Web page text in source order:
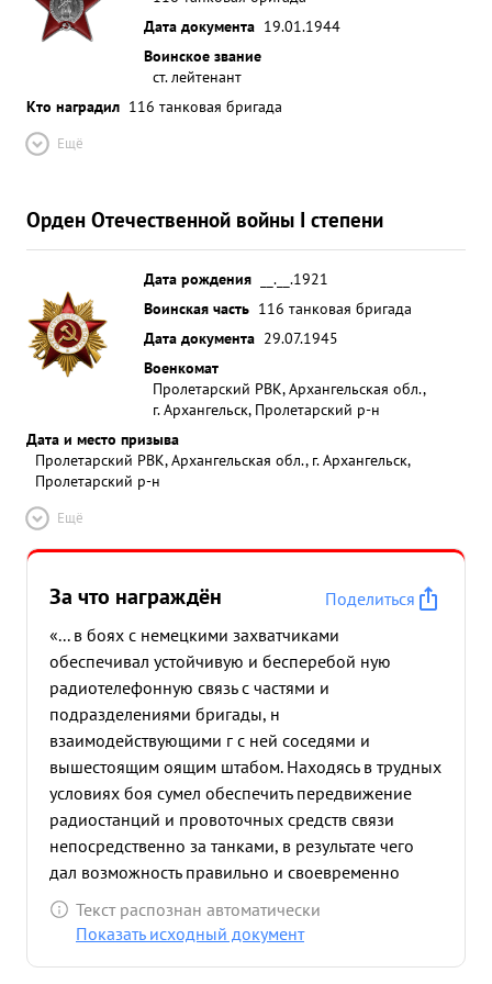
Дата документа 19.01.1944
Воинское звание
ст. лейтенант
Кто наградил 116 танковая бригада
Ещё
Орден Отечественной войны I степени
Дата рождения
__.__.1921
Воинская часть 116 танковая бригада
Дата документа 29.07.1945
Военкомат
Пролетарский РВК, Архангельская обл.,
г. Архангельск, Пролетарский р-н
Дата и место призыва
Пролетарский РВК, Архангельская обл., г. Архангельск,
Пролетарский р-н
Ещё
За что награждён
Поделиться
«... в боях с немецкими захватчиками
обеспечивал устойчивую и бесперебой ную
радиотелефонную связь с частями и
подразделениями бригады, н
взаимодействующими г с ней соседями и
вышестоящим оящим штабом. Находясь в трудных
условиях боя сумел обеспечить передвижение
радиостанций и провоточных средств связи
непосредственно за танками, в результате чего
дал возможность правильно и своевременно
ориентироваться 1 в обстановке, руководить боем
1 и информировать вышестоящий 11 Будучи
Текст распознан автоматически
Показать исходный документ